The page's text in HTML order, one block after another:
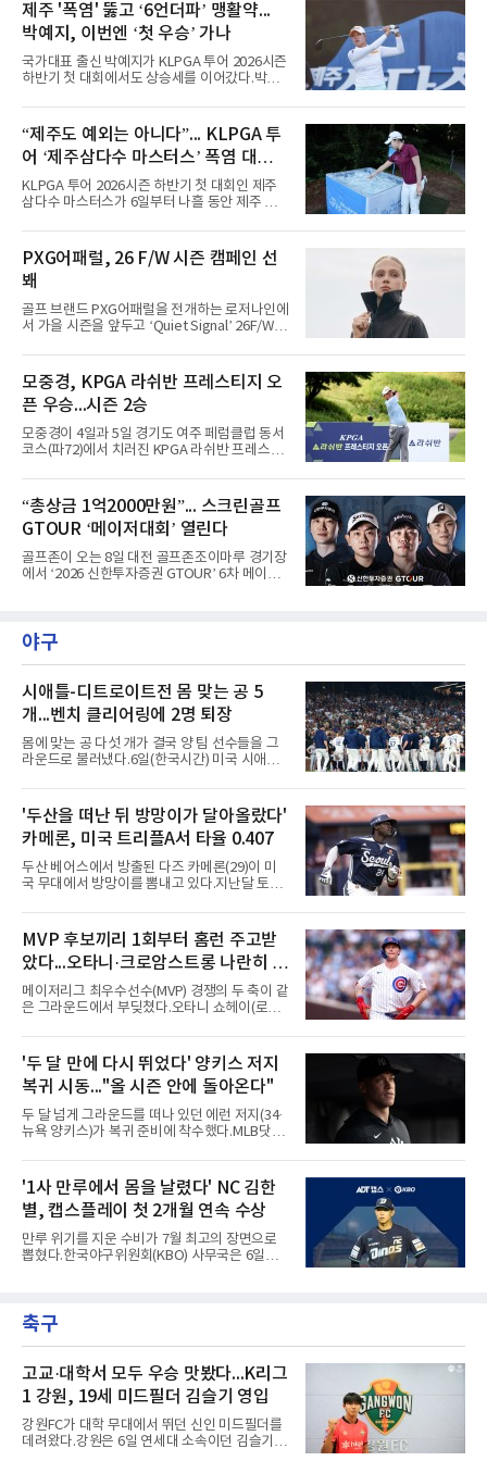
제주 '폭염' 뚫고 ‘6언더파’ 맹활약...
박예지, 이번엔 ‘첫 우승’ 가나
국가대표 출신 박예지가 KLPGA 투어 2026시즌
하반기 첫 대회에서도 상승세를 이어갔다.박예
서 열린 KLPGA 투어 제주삼다수 마스터스 1라
운드에서 보기 없이 버디만 6개를 잡아내며 6언
더파 66타를 쳤다. 박예지는 서어진, 신다인과
선두권을 형성했다.이날 경기가 열린 테디밸리
골프앤리조트 역시 전국적 폭염을 피해가지 못
했다. 대회장의 최고 기온은 35도에 달했다. 섬
지역 특성상 습도가 높아 체감온도는 더 높게 느
을 마련했다.경기 후 박예지는 “날씨가 덥고 습
해 체력적으로 쉽지 않은 경기였지
“제주도 예외는 아니다”... KLPGA 투
어 ‘제주삼다수 마스터스’ 폭염 대비책
은
KLPGA 투어 2026시즌 하반기 첫 대회인 제주
삼다수 마스터스가 6일부터 나흘 동안 제주 서
전국적 폭염으로 인해 야외 스포츠 경기 진행에
도 차질이 생기고 있다. 프로야구의 경우 관중이
의식을 잃고 쓰러지는 등 온열질환 의심 환자가
집단 발생하자 지난 5일과 6일 경기가 취소됐다.
한국여자프로골프협회(KLPGA)도 폭염 상황에
예의주시하고 있다. 대회가 열리고 있는 테디밸
리 골프앤리조트는 6일 오후 2시 기준 33도 수준
갤러리를 대상으로 한 폭염 대응을 강화한다. 선
수들의 온열질환 예방을 위
PXG어패럴, 26 F/W 시즌 캠페인 선
봬
골프 브랜드 PXG어패럴을 전개하는 로저나인에
서 가을 시즌을 앞두고 ‘Quiet Signal’ 26F/W
베이지·그레이 톤의 스트라이프 라인업이 연다.
스윙 자켓, 에센셜 스웨터, 우븐 베스트, 와이드
팬츠 등 필드와 일상의 경계를 허무는 셋업 스타
일링을 제안한다. 입체적인 레이어드를 위한 아
이템들로 구성됐다.8월에는 ‘다마스커스’ 캡슐
을 선보인다. 매트 실버 포인트와 자카드, 엠보
스, 톤온톤 프린트 기법의 다마스커스 올오버 패
대하는 한편, 리사이클 기반의 ‘리울’ 충전재를
적용해 경량성과
모중경, KPGA 라쉬반 프레스티지 오
픈 우승...시즌 2승
모중경이 4일과 5일 경기도 여주 페럼클럽 동서
코스(파72)에서 치러진 KPGA 라쉬반 프레스티
드 합계 8언더파 136타를 적어내며 한국프로골
프 챔피언스투어 시즌 2승째를 신고했다.우승
상금은 2천400만원이다. 이번 우승으로 챔피언
스투어 통산 7승 고지를 밟았다.5언더파 139타
를 친 장익제와 최호성이 공동 2위를 나눠 가졌
고, 4언더파 140타의 손준호가 4위에 자리했다.
“총상금 1억2000만원”... 스크린골프
GTOUR ‘메이저대회’ 열린다
골프존이 오는 8일 대전 골프존조이마루 경기장
에서 ‘2026 신한투자증권 GTOUR’ 6차 메이저
점을 지급하고 3년간의 GTOUR 시드권을 부여
한다. KPGA 투어프로 중 1, 2라운드 합산 1위에
티 선산에서 열리는 KPGA ‘골프존 오픈’ 출전권
을 부여한다.대회는 골프존 투비전NX플러스 투
어 모드에서 하루 동안 2라운드 36홀 스트로크
플레이, 콕힐 골프클럽 - NO.4 코스에서 진행된
다. 시드권자와 예선통과자, 신인 및 초청 선수,
오프라인 예선전을 통해 선발
야구
시애틀-디트로이트전 몸 맞는 공 5
개...벤치 클리어링에 2명 퇴장
몸에 맞는 공 다섯 개가 결국 양 팀 선수들을 그
라운드로 불러냈다.6일(한국시간) 미국 시애틀
로이트 타이거스의 경기에서 벤치 클리어링이
벌어졌다. 난투극으로 번지지는 않았으나 좌완
게이브 스파이어와 댄 윌슨 시애틀 감독이 퇴장
당했다.발단은 선발이었다. 시애틀 브라이언 우
가 디트로이트 타자를 세 차례 맞혔다. 다만 팔꿈
치 보호대에 맞거나 변화구에 발이 스치는 수준
이어서 치명적이지는 않았다.분위기는 그다음에
리를 맞혔다. 토레스와 시애틀 포수 칼 롤리가 말
을 주고받자 AJ 힌치 디
'두산을 떠난 뒤 방망이가 달아올랐다'
카메론, 미국 트리플A서 타율 0.407
두산 베어스에서 방출된 다즈 카메론(29)이 미
국 무대에서 방망이를 뽐내고 있다.지난달 토론
론은 루키리그 2경기를 거쳐 트리플A 버펄로 바
이슨스로 승격한 뒤 연일 뜨거운 타격감을 보이
고 있다.수치가 압도적이다. 트리플A 15경기에
서 타율 0.407(54타수 22안타), 2홈런, 10타점,
8도루를 기록 중이며 OPS는 1.151에 이른다.
15경기 중 14경기에서 안타를 만들었고 최근 7
경기 연속 안타도 이어갔다.6일(한국시간) 노퍽
을 놓았고, 버펄로는 이 회에만 5점을 뽑아 7-6
역전승을 거뒀다.한국에서의 성적도
MVP 후보끼리 1회부터 홈런 주고받
았다...오타니·크로암스트롱 나란히 홈
런 맞불
메이저리그 최우수선수(MVP) 경쟁의 두 축이 같
은 그라운드에서 부딪쳤다.오타니 쇼헤이(로스
컵스)은 6일(한국시간) 미국 시카고 리글리필드
에서 나란히 홈런 두 방씩을 주고받았다.첫 회부
터 불이 붙었다. 1회초 선두타자 오타니가 컵스
선발 이마나가 쇼타를 상대로 우월 솔로 홈런을
뽑자, 1회말 크로암스트롱이 다저스 선발 에릭
라워를 상대로 중월 솔로 홈런으로 응수했다. 최
근 50년간 리글리필드에서 1회 양 팀 선두타자
10위 이내 선수끼리 이런 공방을 벌인 사례는 처
음이다.흐름은 크로암스트롱
'두 달 만에 다시 뛰었다' 양키스 저지
복귀 시동..."올 시즌 안에 돌아온다"
두 달 넘게 그라운드를 떠나 있던 에런 저지(34·
뉴욕 양키스)가 복귀 준비에 착수했다.MLB닷컴
뒤 야외 달리기와 상체 저항 운동으로 훈련 강도
를 높여도 된다는 허가를 받았다고 전했다.저지
는 이날 뉴욕 양키스타디움에서 열린 세인트루
이스 카디널스전을 앞두고 야구 장비를 착용한
채 스트레칭과 조깅, 저항 밴드 훈련을 소화했
다. 아메리칸리그 최우수선수(MVP) 3회 수상자
인 그가 부상 이후 야외 달리기에 나선 것은 처음
는 것이 계획이었고 올해를 접겠다고 생각한 적
은 없다고 말했다.이탈은
'1사 만루에서 몸을 날렸다' NC 김한
별, 캡스플레이 첫 2개월 연속 수상
만루 위기를 지운 수비가 7월 최고의 장면으로
뽑혔다.한국야구위원회(KBO) 사무국은 6일
이 상 제정 이래 첫 사례다.ADT캡스가 KBO와
함께 시상하는 이 상은 공식 기록위원이 승리 확
최고점을 받은 수비 장면에 준다.수상 장면은 지
난달 23일 서울 잠실구장에서 나왔다. NC가 7-5
로 앞선 8회말 1사 만루에서 김한별은 LG 트윈
스 오지환의 강한 타구에 몸을 날려 막아낸 뒤 유
격수 김주원에게 연결했다. 김주원이 1루수 블
레인에게 던지며 4-6-3 병살타가 완
축구
고교·대학서 모두 우승 맛봤다...K리그
1 강원, 19세 미드필더 김슬기 영입
강원FC가 대학 무대에서 뛰던 신인 미드필더를
데려왔다.강원은 6일 연세대 소속이던 김슬기